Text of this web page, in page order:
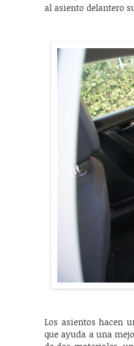
al asiento delantero
Los asientos hacen
que ayuda a una